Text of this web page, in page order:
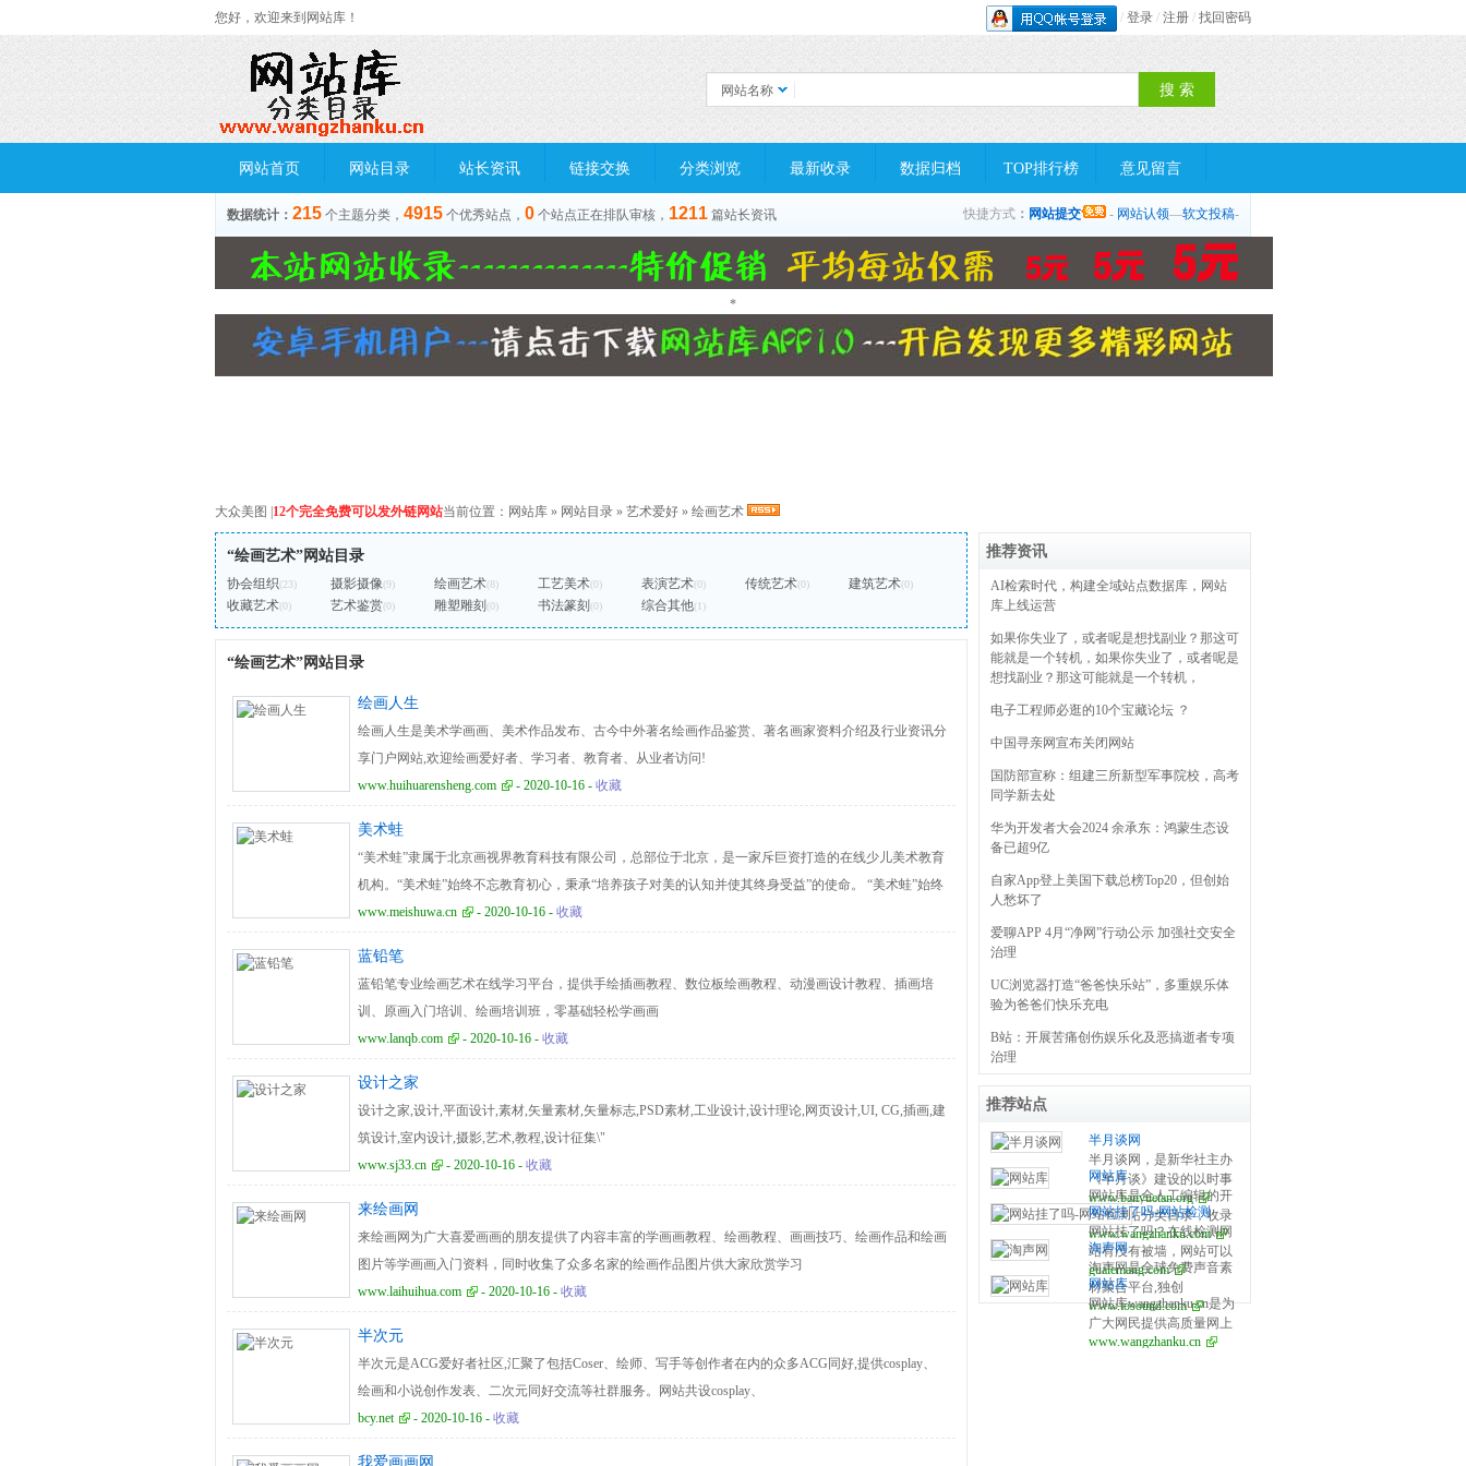
您好，欢迎来到网站库！ / 登录 / 注册 / 找回密码
网站名称
网站首页 网站目录 站长资讯 链接交换 分类浏览 最新收录 数据归档 TOP排行榜 意见留言
数据统计： 215 个主题分类， 4915 个优秀站点， 0 个站点正在排队审核， 1211 篇站长资讯 快捷方式 ： 网站提交 - 网站认领—软文投稿-
*
大众美图 12个完全免费可以发外链网站当前位置： 网站库 » 网站目录 » 艺术爱好 » 绘画艺术
“绘画艺术”网站目录
协会组织(23) 摄影摄像(9) 绘画艺术(8) 工艺美术(0) 表演艺术(0) 传统艺术(0) 建筑艺术(0)
收藏艺术(0) 艺术鉴赏(0) 雕塑雕刻 (0) 书法篆刻 (0) 综合其他(1)
“绘画艺术”网站目录
绘画人生
绘画人生是美术学画画、美术作品发布、古今中外著名绘画作品鉴赏、著名画家资料介绍及行业资讯分
享门户网站,欢迎绘画爱好者、学习者、教育者、从业者访问!
www.huihuarensheng.com
- 2020-10-16 - 收藏
美术蛙
“美术蛙”隶属于北京画视界教育科技有限公司，总部位于北京，是一家斥巨资打造的在线少儿美术教育
机构。“美术蛙”始终不忘教育初心，秉承“培养孩子对美的认知并使其终身受益”的使命。 “美术蛙”始终
坚持科学教研，精心打磨每节课程，根据教育部大纲自主研发针对4--15岁孩子的线上少儿美术课程体
目标清晰明确，既具专业性，又注重互动性和趣味性，致力于打造更贴合孩子心理和生理成长曲线的在
线少儿美术课。
www.meishuwa.cn - 2020-10-16 - 收藏
蓝铅笔
蓝铅笔专业绘画艺术在线学习平台，提供手绘插画教程、数位板绘画教程、动漫画设计教程、插画培
训、原画入门培训、绘画培训班，零基础轻松学画画
www.lanqb.com
- 2020-10-16 - 收藏
设计之家
设计之家,设计,平面设计,素材,矢量素材,矢量标志,PSD素材,工业设计,设计理论,网页设计,UI, CG,插画,建
筑设计,室内设计,摄影,艺术,教程,设计征集\"
www.sj33.cn
- 2020-10-16 - 收藏
来绘画网
来绘画网为广大喜爱画画的朋友提供了内容丰富的学画画教程、绘画教程、画画技巧、绘画作品和绘画
图片等学画画入门资料，同时收集了众多名家的绘画作品图片供大家欣赏学习
www.laihuihua.com
- 2020-10-16 - 收藏
半次元
半次元是ACG爱好者社区,汇聚了包括Coser、绘师、写手等创作者在内的众多ACG同好,提供cosplay、
绘画和小说创作发表、二次元同好交流等社群服务。网站共设cosplay、
bcy.net
- 2020-10-16 - 收藏
我爱画画网
推荐资讯
AI检索时代，构建全域站点数据库，网站
库上线运营
如果你失业了，或者呢是想找副业？那这可
能就是一个转机，如果你失业了，或者呢是
想找副业？那这可能就是一个转机，
电子工程师必逛的10个宝藏论坛 ？
中国寻亲网宣布关闭网站
国防部宣称：组建三所新型军事院校，高考
同学新去处
华为开发者大会2024 余承东：鸿蒙生态设
备已超9亿
自家App登上美国下载总榜Top20，但创始
人愁坏了
爱聊APP 4月“净网”行动公示 加强社交安全
治理
UC浏览器打造“爸爸快乐站”，多重娱乐体
验为爸爸们快乐充电
B站：开展苦痛创伤娱乐化及恶搞逝者专项
治理
推荐站点
半月谈网
半月谈网，是新华社主办
《半月谈》建设的以时事
政治，时政热点，时事新
闻，时事评论，政策解
读，时政新闻要闻为主的
大型时政专业平台，相约
网上半月谈，与您共话天
下事！网站不定期开设专
题，就某一重大时政主题
进行集纳式报道，最近开
www.banyuetan.org
网站库
网站库是全人工编辑的开
放式网站分类目录，收录
国内外、各行业优秀网
站，旨在为用户提供更全
面的网站分类目录检索、
优秀网站参考、网站推广
服务、网站黄页、网上娱
乐冲浪导航网站。
www.wangzhanku.com
网站挂了吗-网站检测
网站挂了吗？在线检测网
站有没有被墙，网站可以
检测国内、日本、美国是
否可以访问，当一个网站
不能访问时我们可以拿它
来测试大概什么原因。
gualemang.com
淘声网
淘声网是全球免费声音素
材聚合平台,独创
toSound“吐司”声音搜索引
擎,搭配AudioDown智能下
载方案,游戏音效,影视配
www.tosound.com
网站库
网站库wangzhanku.cn是为
广大网民提供高质量网上
娱乐冲浪导航网站，汇聚
www.wangzhanku.cn